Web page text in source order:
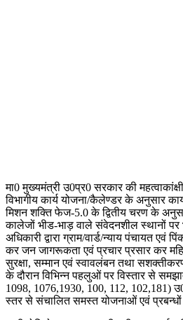
मा0 मुख्यमंत्री उ0प्र0 सरकार की
विभागीय कार्य योजना/कैलेण्डर के अनुसार
मिशन शक्ति फेज-5.0 के द्वितीय चरण के
कालेजों भीड-भाड़ वाले संवेदनशील स्थानों
अधिकारी द्वारा ग्राम/वार्ड/न्याय पंचायत
कर जन जागरूकता एवं प्रचार प्रसार कर
सुरक्षा, सम्मान एवं स्वावलंबन तथा
के दौरान विभिन्न पहलुओं पर विस्तार से
1098, 1076,1930, 100, 112, 102,181)
स्तर से संचालित समस्त योजनाओं एवं प्रबन्धों